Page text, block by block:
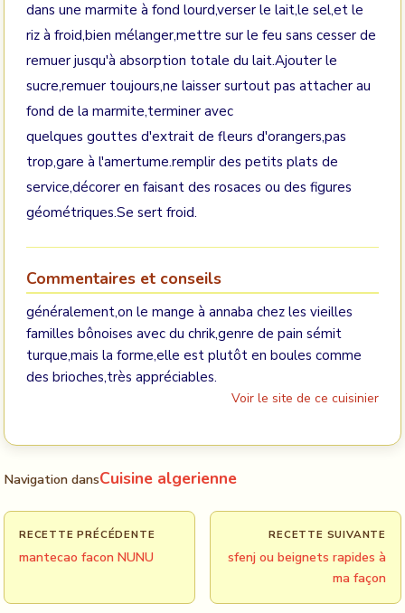
dans une marmite à fond lourd,verser le lait,le sel,et le
riz à froid,bien mélanger,mettre sur le feu sans cesser de
remuer jusqu'à absorption totale du lait.Ajouter le
sucre,remuer toujours,ne laisser surtout pas attacher au
fond de la marmite,terminer avec
quelques gouttes d'extrait de fleurs d'orangers,pas
trop,gare à l'amertume.remplir des petits plats de
service,décorer en faisant des rosaces ou des figures
géométriques.Se sert froid.
Commentaires et conseils
généralement,on le mange à annaba chez les vieilles
familles bônoises avec du chrik,genre de pain sémit
turque,mais la forme,elle est plutôt en boules comme
des brioches,très appréciables.
Voir le site de ce cuisinier
Navigation dansCuisine algerienne
RECETTE PRÉCÉDENTE
mantecao facon NUNU
RECETTE SUIVANTE
sfenj ou beignets rapides à
ma façon